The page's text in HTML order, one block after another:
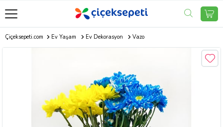
Çiçeksepeti.com Ev Yaşam Ev Dekorasyon Vazo